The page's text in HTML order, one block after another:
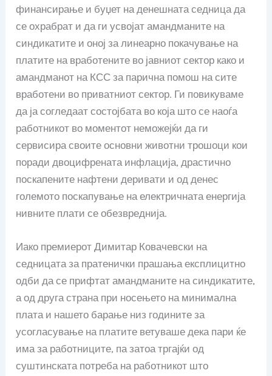
финансирање и буџет на денешната седница да
се охрабрат и да ги усвојат амандманите на
синдикатите и оној за линеарно покачување на
платите на вработените во јавниот сектор како и
амандманот на КСС за парична помош на сите
вработени во приватниот сектор. Ги повикуваме
да ја согледаат состојбата во која што се наоѓа
работникот во моментот неможејќи да ги
сервисира своите основни животни трошоци кои
поради двоцифрената инфлација, драстично
поскапените нафтени деривати и од денес
големото поскапување на електричната енергија
нивните плати се обезвреднија.
Иако премиерот Димитар Ковачевски на
седницата за пратенички прашања експлицитно
одби да се прифтат амандманите на синдикатите,
а од друга страна при носењето на минимална
плата и нашето барање низ годините за
усогласување на платите ветуваше дека пари ќе
има за работниците, па затоа тргајќи од
суштинската потреба на работникот што